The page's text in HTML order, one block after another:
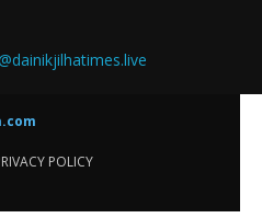
POLICY